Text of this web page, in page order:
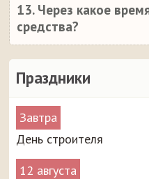
Праздники
Завтра
День строителя
12 августа
13. Через какое
средства?